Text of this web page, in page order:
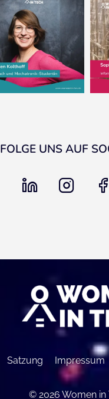
FOLGE UNS AUF
linkedin
Satzung Impressum
© 2026 Women in